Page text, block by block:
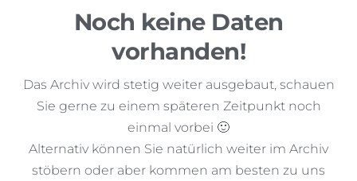
Noch keine Daten
vorhanden!
Das Archiv wird stetig weiter ausgebaut, schauen
Sie gerne zu einem späteren Zeitpunkt noch
einmal vorbei 🙂
Alternativ können Sie natürlich weiter im Archiv
stöbern oder aber kommen am besten zu uns